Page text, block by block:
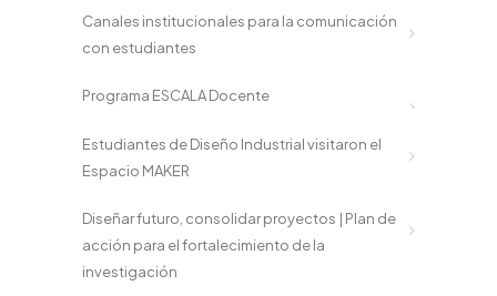
Canales institucionales para la comunicación
con estudiantes
Programa ESCALA Docente
Estudiantes de Diseño Industrial visitaron el
Espacio MAKER
Diseñar futuro, consolidar proyectos | Plan de
acción para el fortalecimiento de la
investigación